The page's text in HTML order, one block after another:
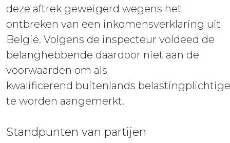
deze aftrek geweigerd wegens het
ontbreken van een inkomensverklaring uit
België. Volgens de inspecteur voldeed de
belanghebbende daardoor niet aan de
voorwaarden om als
kwalificerend buitenlands belastingplichtige
te worden aangemerkt.
Standpunten van partijen